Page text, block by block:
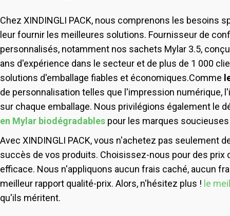
Chez XINDINGLI PACK, nous comprenons les
leur fournir les meilleures solutions. Fournisseur de
personnalisés, notamment nos sachets Mylar 3.5,
ans d'expérience dans le secteur et de plus de 1 000
solutions d'emballage fiables et économiques.Comme
de personnalisation telles que l'impression numérique,
sur chaque emballage. Nous privilégions également le
en Mylar biodégradables pour les marques
Avec XINDINGLI PACK, vous n'achetez pas seulement
succès de vos produits. Choisissez-nous pour des
efficace. Nous n'appliquons aucun frais caché, aucun
meilleur rapport qualité-prix. Alors, n'hésitez plus ! le
qu'ils méritent.